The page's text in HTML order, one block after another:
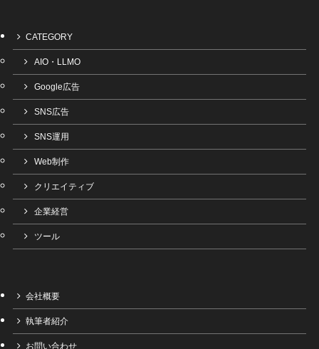
CATEGORY
AIO・LLMO
Google広告
SNS広告
SNS運用
Web制作
クリエイティブ
企業経営
ツール
会社概要
執筆者紹介
お問い合わせ